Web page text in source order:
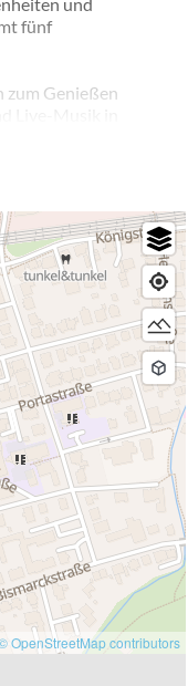
fünf
zum Genießen
sorgen neue
italienisches
Limonaden.
OpenStreetMap contributors